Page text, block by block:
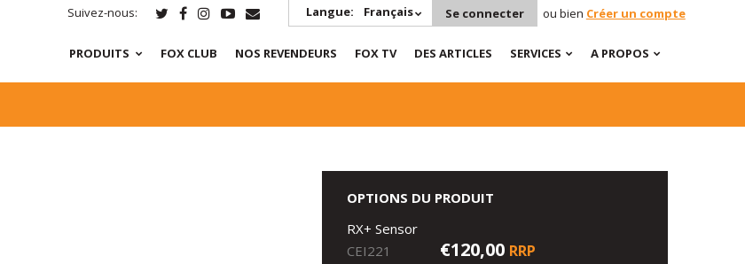
Suivez-nous: Langue: Français Se connecter ou bien Créer un compte
PRODUITS FOX CLUB NOS REVENDEURS FOX TV DES ARTICLES SERVICES A PROPOS
OPTIONS DU PRODUIT
RX+ Sensor
CEI221
€120,00 RRP